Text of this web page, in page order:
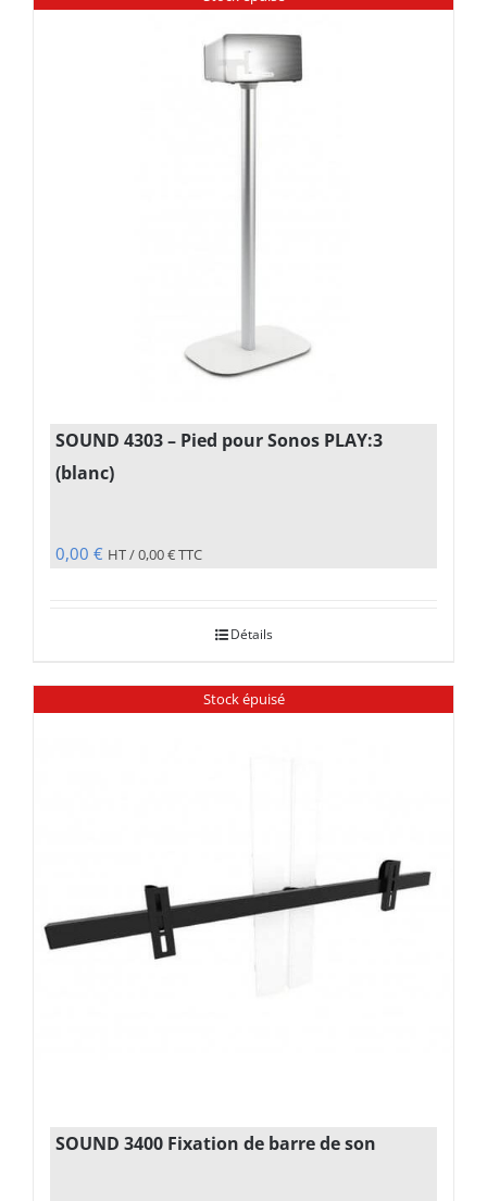
SOUND 4303 – Pied pour Sonos PLAY:3
(blanc)
0,00 € HT /0,00€TTC
Détails
Stock épuisé
SOUND 3400 Fixation de barre de son